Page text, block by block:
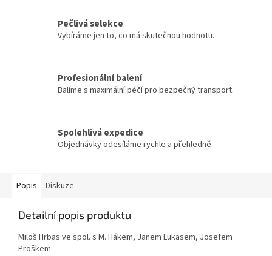
Pečlivá selekce
Vybíráme jen to, co má skutečnou hodnotu.
Profesionální balení
Balíme s maximální péčí pro bezpečný transport.
Spolehlivá expedice
Objednávky odesíláme rychle a přehledně.
Popis Diskuze
Detailní popis produktu
Miloš Hrbas ve spol. s M. Hákem, Janem Lukasem, Josefem
Proškem